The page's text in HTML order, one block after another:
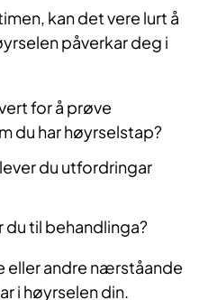
kan det vere lurt å
påverkar deg i
for å prøve
du har høyrselstap?
du utfordringar
du til behandlinga?
eller andre nærståande
i høyrselen din.